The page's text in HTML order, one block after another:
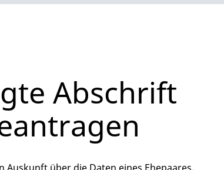
Abschrift
Auskunft über die Daten eines Ehepaares,